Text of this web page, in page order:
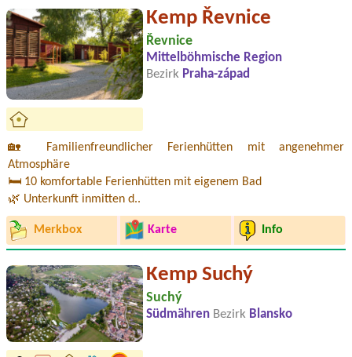
Kemp Řevnice
Řevnice
Mittelböhmische Region
Bezirk Praha-západ
🏡 Familienfreundlicher Ferienhütten mit angenehmer
Atmosphäre
🛏️ 10 komfortable Ferienhütten mit eigenem Bad
🌿 Unterkunft inmitten d..
Merkbox Karte Info
Kemp Suchý
Suchý
Südmähren Bezirk Blansko